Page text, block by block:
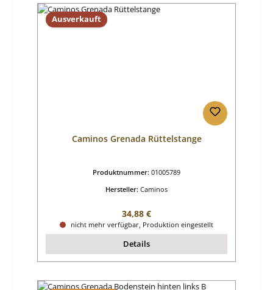
Ausverkauft
Caminos Grenada Rüttelstange
Produktnummer: 01005789
Hersteller: Caminos
Regulärer Preis:
34,88 €
nicht mehr verfügbar, Produktion eingestellt
Details